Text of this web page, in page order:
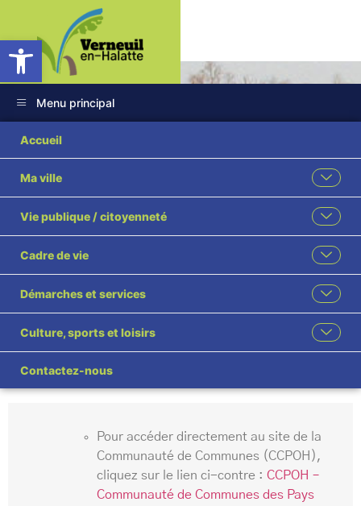
Ouvrir la barre d’outils
Menu principal
Accueil
Ma ville
Vie publique / citoyenneté
Cadre de vie
Démarches et services
Culture, sports et loisirs
Contactez-nous
Communauté de
communes (CCPOH)
Communauté de communes (CCPOH)
Partagez cette page
Pour accéder directement au site de la
Communauté de Communes (CCPOH),
cliquez sur le lien ci-contre : CCPOH –
Communauté de Communes des Pays